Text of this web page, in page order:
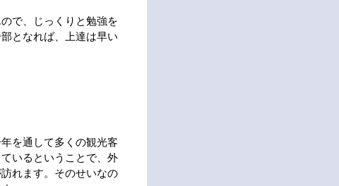
で、じっくりと勉強を
となれば、上達は早い
を通して多くの観光客
いるということで、外
れます。そのせいなの